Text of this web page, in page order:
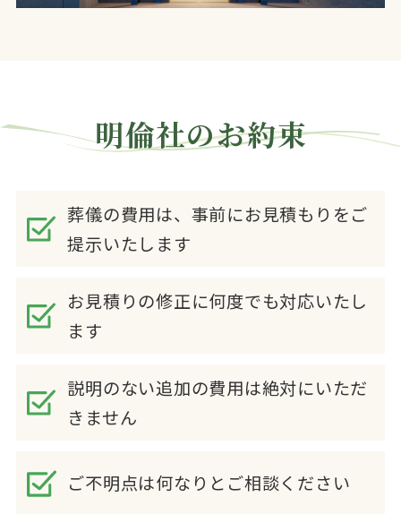
明倫社のお約束
葬儀の費用は、事前にお見積もりをご
提示いたします
お見積りの修正に何度でも対応いたし
ます
説明のない追加の費用は絶対にいただ
きません
ご不明点は何なりとご相談ください